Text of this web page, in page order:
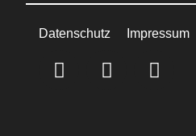
Datenschutz Impressum